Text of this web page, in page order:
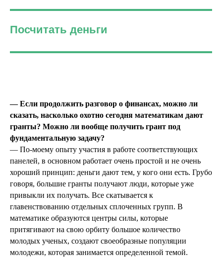
Посчитать деньги
— Если продолжить разговор о финансах, можно ли
сказать, насколько охотно сегодня математикам дают
гранты? Можно ли вообще получить грант под
фундаментальную задачу?
— По-моему опыту участия в работе соответствующих
панелей, в основном работает очень простой и не очень
хороший принцип: деньги дают тем, у кого они есть. Грубо
говоря, большие гранты получают люди, которые уже
привыкли их получать. Все скатывается к
главенствованию отдельных сплоченных групп. В
математике образуются центры силы, которые
притягивают на свою орбиту большое количество
молодых ученых, создают своеобразные популяции
молодежи, которая занимается определенной темой.